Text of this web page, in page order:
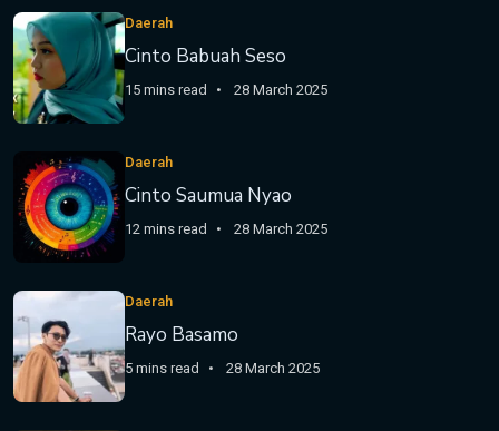
Daerah
Cinto Babuah Seso
15 mins read 28 March 2025
Daerah
Cinto Saumua Nyao
12 mins read 28 March 2025
Daerah
Rayo Basamo
5 mins read 28 March 2025